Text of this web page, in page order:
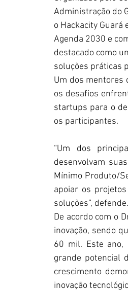
Administração do
o Hackacity Guará
Agenda 2030 e
destacado como
soluções práticas
Um dos mentores
os desafios
startups para o
os participantes.
“Um dos
desenvolvam
Mínimo Produto/
apoiar os
soluções”, defende.
De acordo com o
inovação, sendo
60 mil. Este ano,
grande potencial
crescimento
inovação